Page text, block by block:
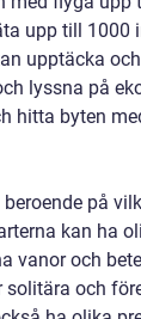
upp till 1000
upptäcka
lyssna på
hitta byten
på
kan ha
vanor och
solitära och